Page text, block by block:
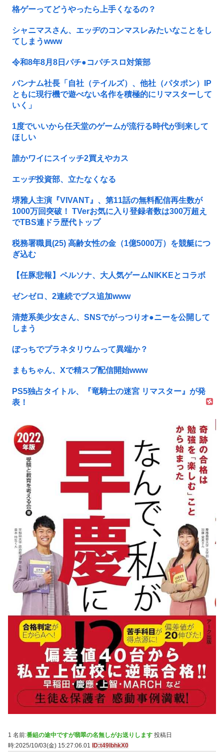
格ゲーってどうやったら上手くなるの？
シャニマスさん、エッヂのコンマスレみたいなことをし
てしまうwww
令和8年8月8日パチ●コパチスロ対策部
バンナム社長「自社（テイルズ）、他社（パタポン）IP
ともに現行機で遊べない名作を積極的にリマスターして
いく」
1度でいいから任天堂のゲームが流行る時代が到来して
ほしい
誰かワイにスイッチ2買えやカス
エッヂ投資部、立たなくなる
堺雅人主演『VIVANT』、第11話の無料配信再生数が
1000万回突破！ TVerお気に入り登録者数は300万超え
でTBS連ドラ歴代トップ
税務署職員(25) 高齢女性の金（1億5000万）を競艇につ
ぎ込む
【任豚悲報】ペルソナ、大人気ゲームNIKKEとコラボ
ゼンゼロ、2連続でブス追加www
清楚系美少女さん、SNSでがっつりオ●ニーを公開して
しまう
ぼっちでプラネタリウムって異端か？
まもちゃん、Xで精スプ配信開始www
PS5独占タイトル、『竜騎士の迷宮 リマスター』が発
表！
1 名前:番組の途中ですが翡翠の名無しがお送りします 投稿日
時:2025/10/03(金) 15:27:06.01 ID:t49lbhkX0